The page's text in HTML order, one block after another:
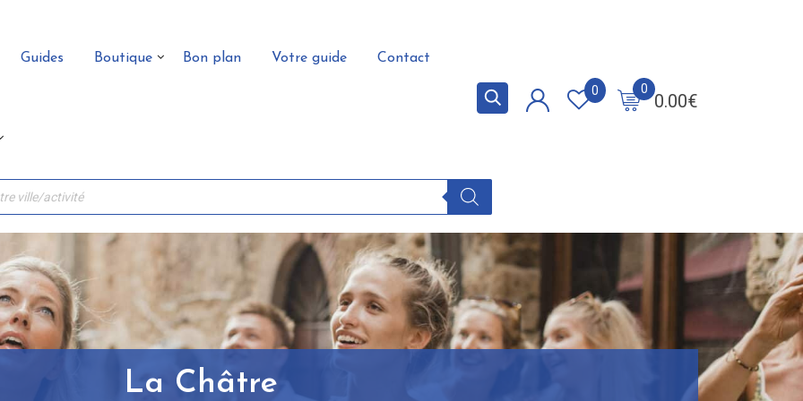
Guides Boutique Bon plan Votre guide Contact
0.00€
0
0
La Châtre